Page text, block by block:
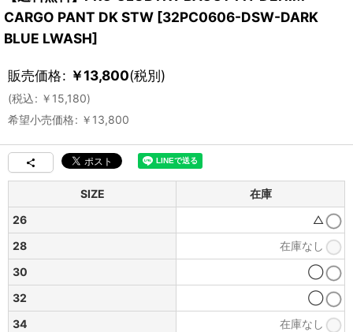
CARGO PANT DK STW [32PC0606-DSW-DARK
BLUE LWASH]
販売価格: ￥13,800(税別)
(税込: ￥ 15,180)
希望小売価格: ￥ 13,800
SIZE
在庫
26
△
28
在庫なし
30
◯
32
◯
34
在庫なし